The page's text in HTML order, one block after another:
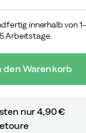
innerhalb von
Arbeitstage.
den Warenkorb
nur 4,90 €